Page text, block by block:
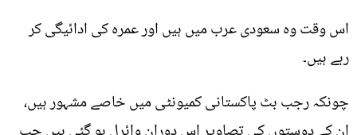
اس وقت وہ سعودی عرب میں ہیں اور عمرہ کی ادائیگی کر
رہے ہیں۔
چونکہ رجب بٹ پاکستانی کمیونٹی میں خاصے مشہور ہیں،